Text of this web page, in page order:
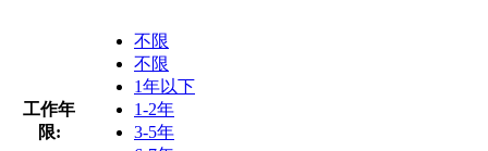
工作年
限:
不限
不限
1年以下
1-2年
3-5年